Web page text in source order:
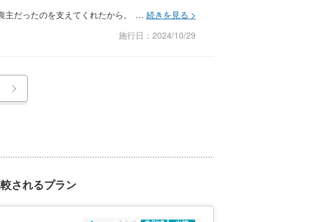
だったのを支えてくれたから。
施行日：2024/10/29
されるプラン